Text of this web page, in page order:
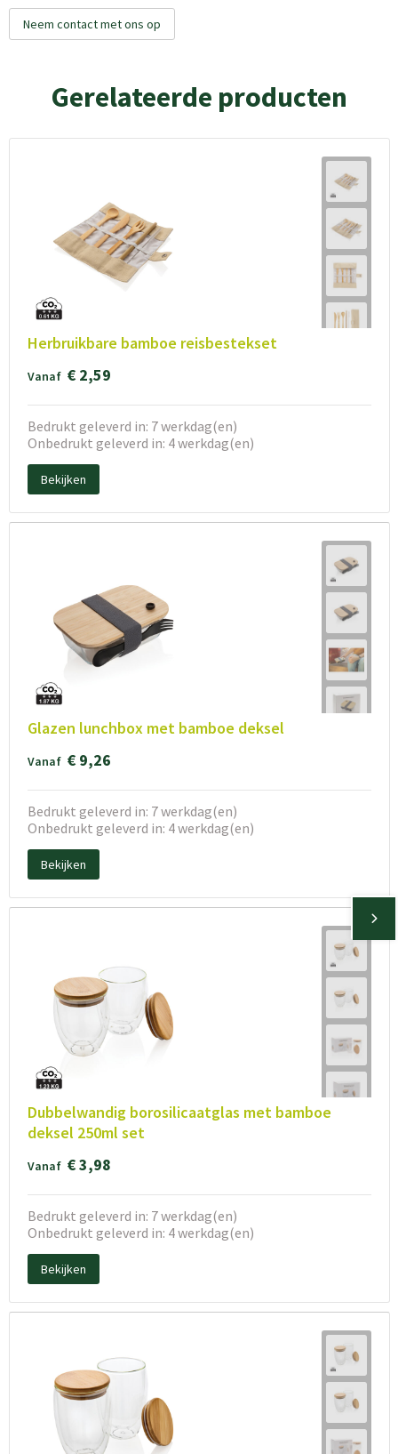
Neem contact met ons op
Gerelateerde producten
Herbruikbare bamboe reisbestekset
Vanaf € 2,59
Bedrukt geleverd in: 7 werkdag(en)
Onbedrukt geleverd in: 4 werkdag(en)
Bekijken
Glazen lunchbox met bamboe deksel
Vanaf € 9,26
Bedrukt geleverd in: 7 werkdag(en)
Onbedrukt geleverd in: 4 werkdag(en)
Bekijken
Dubbelwandig borosilicaatglas met bamboe
deksel 250ml set
Vanaf € 3,98
Bedrukt geleverd in: 7 werkdag(en)
Onbedrukt geleverd in: 4 werkdag(en)
Bekijken